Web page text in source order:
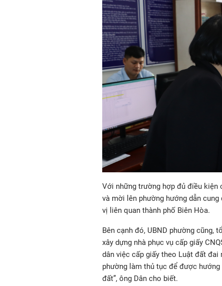
Với những trường hợp đủ điều kiện
và mời lên phường hướng dẫn
vị liên quan thành phố Biên Hòa.
Bên cạnh đó, UBND phường cũng,
xây dựng nhà phục vụ cấp giấy
dân việc cấp giấy theo Luật đất đai
phường làm thủ tục để được
đất”, ông Dân cho biết.